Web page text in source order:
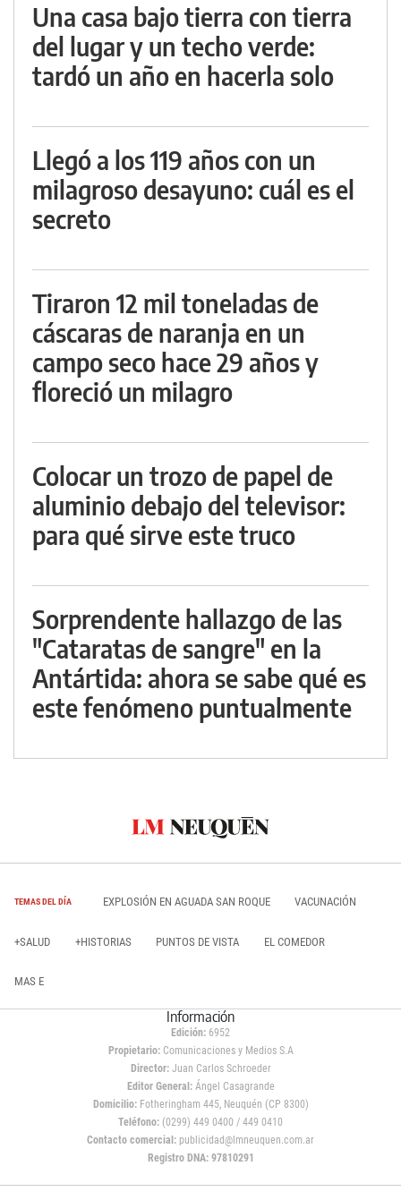
Una casa bajo tierra con tierra
del lugar y un techo verde:
tardó un año en hacerla solo
Llegó a los 119 años con un
milagroso desayuno: cuál es el
secreto
Tiraron 12 mil toneladas de
cáscaras de naranja en un
campo seco hace 29 años y
floreció un milagro
Colocar un trozo de papel de
aluminio debajo del televisor:
para qué sirve este truco
Sorprendente hallazgo de las
"Cataratas de sangre" en la
Antártida: ahora se sabe qué es
este fenómeno puntualmente
TEMAS DEL DÍA EXPLOSIÓN EN AGUADA SAN ROQUE VACUNACIÓN
+SALUD +HISTORIAS PUNTOS DE VISTA EL COMEDOR
MAS E
Información
Edición: 6952
Propietario:Comunicaciones y Medios S.A
Director: Juan Carlos Schroeder
Editor General:Ángel Casagrande
Domicilio:Fotheringham 445, Neuquén (CP 8300)
Teléfono: (0299) 449 0400 / 449 0410
Contacto comercial: publicidad@lmneuquen.com.ar
Registro DNA: 97810291